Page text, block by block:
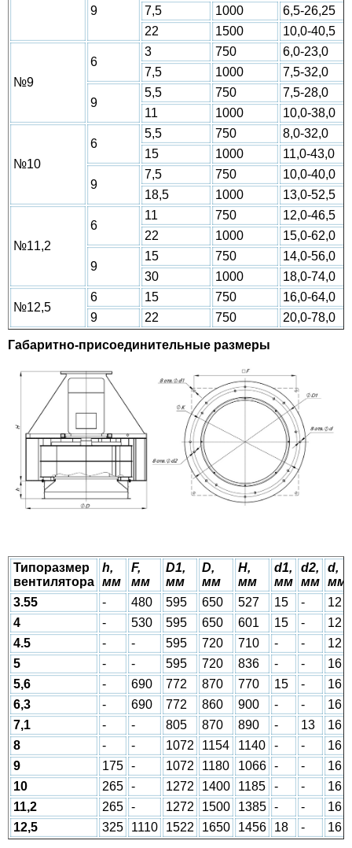
9 7,5 1000
6,5-26,25
22
1500 10,0-40,5
№9
6
3 750
6,0-23,0
7,5
1000 7,5-32,0
9
5,5 750
7,5-28,0
11
1000 10,0-38,0
№10
6
5,5 750
8,0-32,0
15
1000 11,0-43,0
9
7,5 750
10,0-40,0
18,5
1000 13,0-52,5
№11,2
6
11 750
12,0-46,5
22
1000 15,0-62,0
9
15 750
14,0-56,0
30
1000 18,0-74,0
№12,5
6 15 750
16,0-64,0
9
22 750 20,0-78,0
Габаритно-присоединительные размеры
Типоразмер
вентилятора
h,
мм
F,
мм
D1,
мм
D,
мм
H,
мм
d1,
мм
d2,
мм
d,
мм
3.55
- 480 595 650 527 15 -
12
4
- 530 595 650 601 15 -
12
4.5
- - 595 720 710 - -
12
5
- - 595 720 836 - -
16
5,6
- 690 772 870 770 15 -
16
6,3
- 690 772 860 900 - -
16
7,1
- - 805 870 890 - 13
16
8
- - 1072 1154 1140 - -
16
9
175 - 1072 1180 1066 - -
16
10
265 - 1272 1400 1185 - -
16
11,2
265 - 1272 1500 1385 - -
16
12,5
325 1110 1522 1650 1456 18 - 16